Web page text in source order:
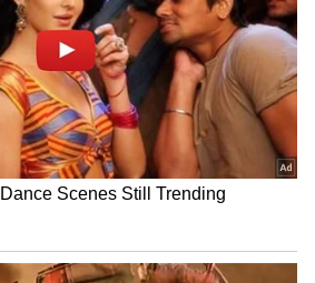
మెసేజ్..
ద్వయం అర్జున్-కార్తీక్ రచన,
వినోదానికి సామాజిక సందేశాన్ని
తో అద్భుతం చేశారు. ఇద్దరి
ఎక్కడా పక్కదారి పట్టలేదు.
మెసేజ్ కు ఎక్కడా
డిజిటల్ తో కలిసి స్టోరీ